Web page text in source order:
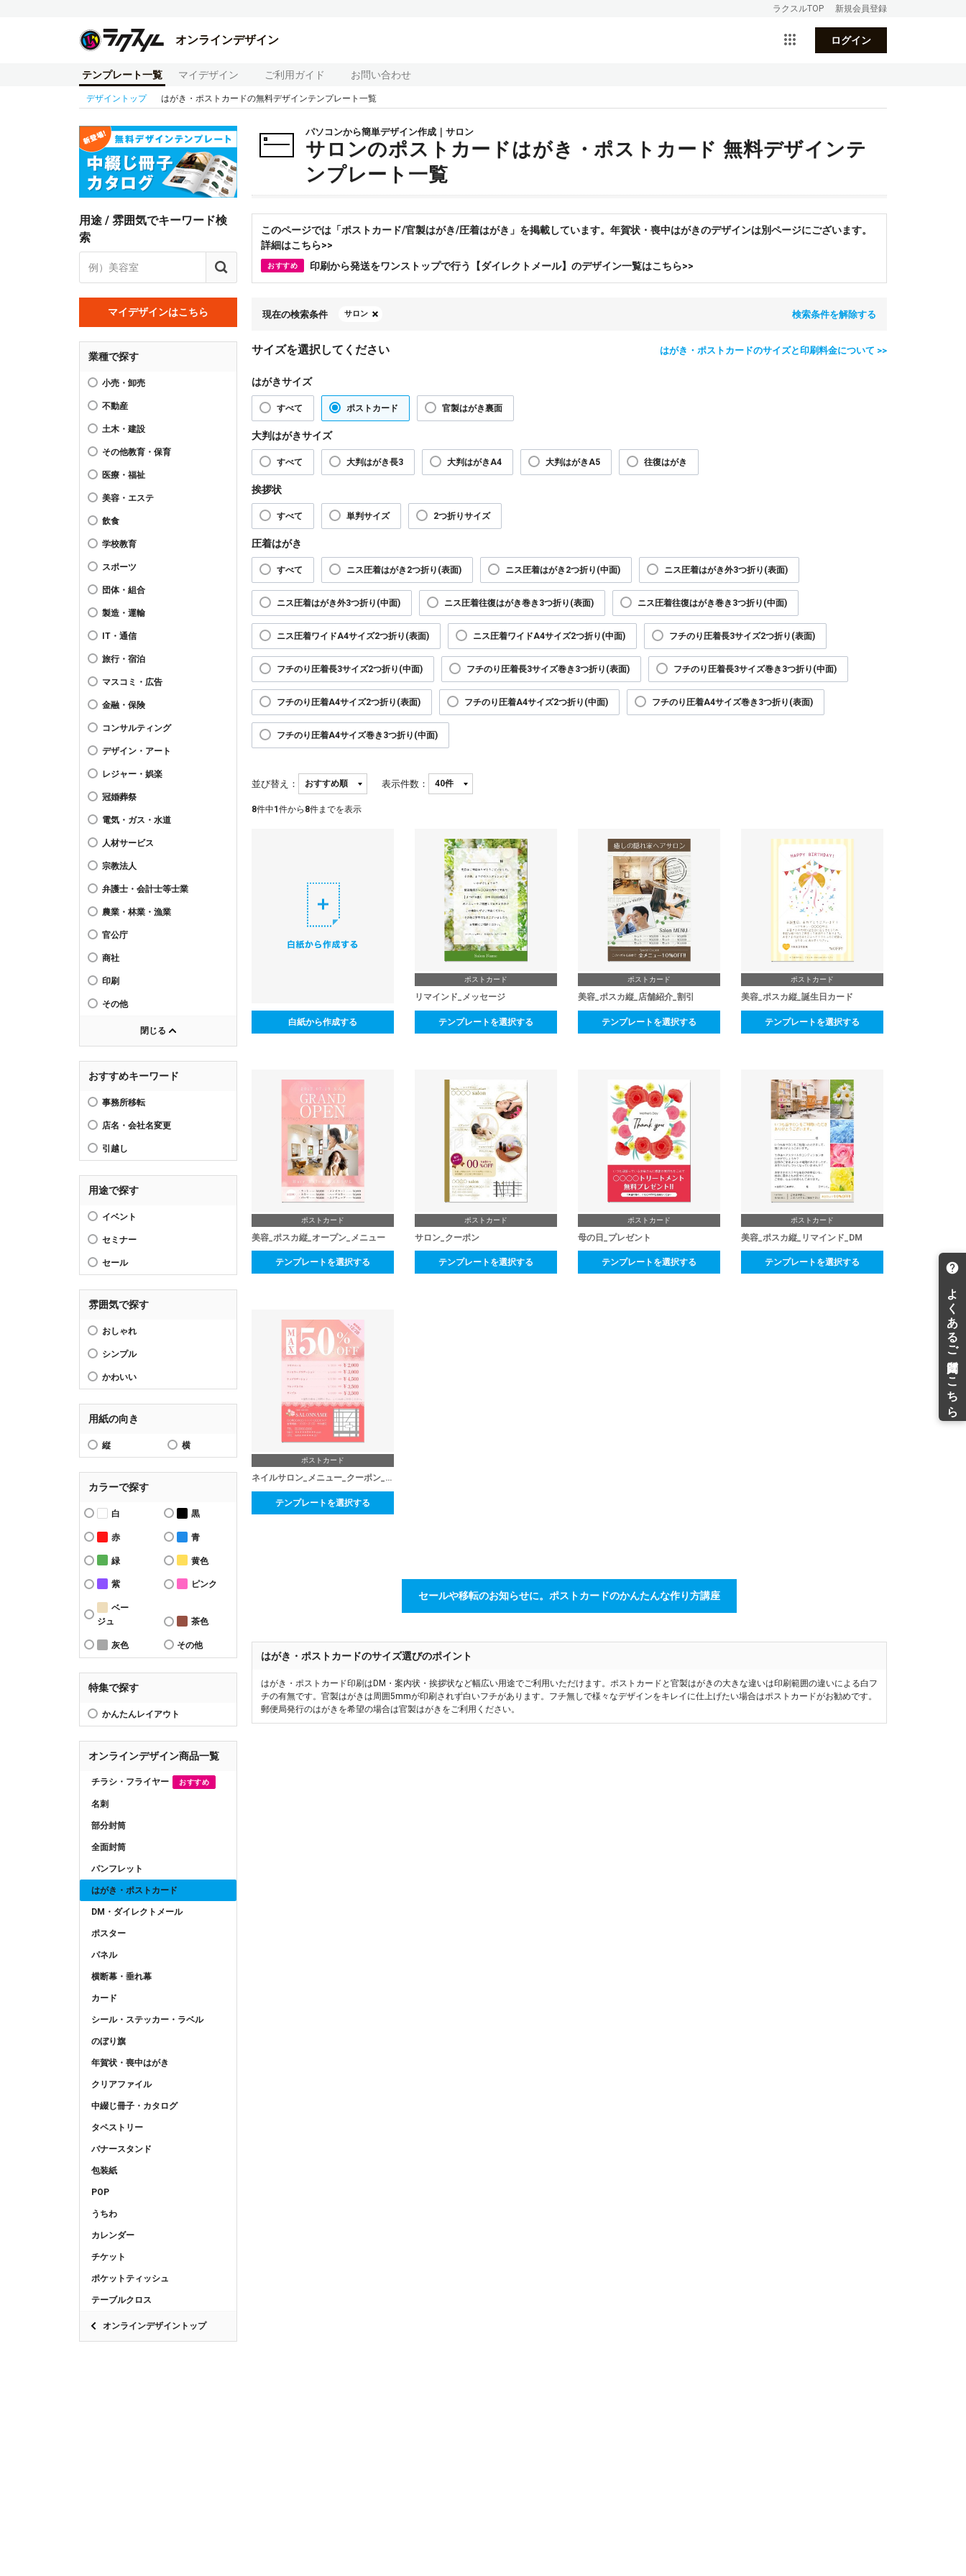
ラクスルTOP 新規会員登録
オンラインデザイン ログイン
テンプレート一覧 マイデザイン ご利用ガイド お問い合わせ
デザイントップ はがき・ポストカードの無料デザインテンプレート一覧
用途 / 雰囲気でキーワード検
索
マイデザインはこちら
業種で探す
小売・卸売
不動産
土木・建設
その他教育・保育
医療・福祉
美容・エステ
飲食
学校教育
スポーツ
団体・組合
製造・運輸
IT・通信
旅行・宿泊
マスコミ・広告
金融・保険
コンサルティング
デザイン・アート
レジャー・娯楽
冠婚葬祭
電気・ガス・水道
人材サービス
宗教法人
弁護士・会計士等士業
農業・林業・漁業
官公庁
商社
印刷
その他
閉じる
おすすめキーワード
事務所移転
店名・会社名変更
引越し
用途で探す
イベント
セミナー
セール
雰囲気で探す
おしゃれ
シンプル
かわいい
用紙の向き
縦 横
カラーで探す
白 黒
赤 青
緑 黄色
紫 ピンク
ベー
ジュ
茶色
灰色 その他
特集で探す
かんたんレイアウト
オンラインデザイン商品一覧
チラシ・フライヤー おすすめ
名刺
部分封筒
全面封筒
パンフレット
はがき・ポストカード
DM・ダイレクトメール
ポスター
パネル
横断幕・垂れ幕
カード
シール・ステッカー・ラベル
のぼり旗
年賀状・喪中はがき
クリアファイル
中綴じ冊子・カタログ
タペストリー
バナースタンド
包装紙
POP
うちわ
カレンダー
チケット
ポケットティッシュ
テーブルクロス
オンラインデザイントップ
パソコンから簡単デザイン作成｜サロン
サロンのポストカードはがき・ポストカード 無料デザインテ
ンプレート一覧
このページでは「ポストカード/官製はがき/圧着はがき」を掲載しています。年賀状・喪中はがきのデザインは別ページにございます。
詳細はこちら>>
おすすめ 印刷から発送をワンストップで行う【ダイレクトメール】のデザイン一覧はこちら>>
現在の検索条件 サロン 検索条件を解除する
サイズを選択してください はがき・ポストカードのサイズと印刷料金について >>
はがきサイズ
すべて ポストカード 官製はがき裏面
大判はがきサイズ
すべて 大判はがき長3 大判はがきA4 大判はがきA5 往復はがき
挨拶状
すべて 単判サイズ 2つ折りサイズ
圧着はがき
すべて ニス圧着はがき2つ折り(表面) ニス圧着はがき2つ折り(中面) ニス圧着はがき外3つ折り(表面)
ニス圧着はがき外3つ折り(中面) ニス圧着往復はがき巻き3つ折り(表面) ニス圧着往復はがき巻き3つ折り(中面)
ニス圧着ワイドA4サイズ2つ折り(表面) ニス圧着ワイドA4サイズ2つ折り(中面) フチのり圧着長3サイズ2つ折り(表面)
フチのり圧着長3サイズ2つ折り(中面) フチのり圧着長3サイズ巻き3つ折り(表面) フチのり圧着長3サイズ巻き3つ折り(中面)
フチのり圧着A4サイズ2つ折り(表面) フチのり圧着A4サイズ2つ折り(中面) フチのり圧着A4サイズ巻き3つ折り(表面)
フチのり圧着A4サイズ巻き3つ折り(中面)
並び替え： 表示件数：
8件中1 件から 8件までを表示
白紙から作成する
ポストカード
リマインド_メッセージ
テンプレートを選択する
ポストカード
美容_ポスカ縦_店舗紹介_割引
テンプレートを選択する
ポストカード
美容_ポスカ縦_誕生日カード
テンプレートを選択する
ポストカード
美容_ポスカ縦_オープン_メニュー
テンプレートを選択する
ポストカード
サロン_クーポン
テンプレートを選択する
ポストカード
母の日_プレゼント
テンプレートを選択する
ポストカード
美容_ポスカ縦_リマインド_DM
テンプレートを選択する
ポストカード
ネイルサロン_メニュー_クーポン_ダイレクトメール
テンプレートを選択する
セールや移転のお知らせに。ポストカードのかんたんな作り方講座
はがき・ポストカードのサイズ選びのポイント
はがき・ポストカード印刷はDM・案内状・挨拶状など幅広い用途でご利用いただけます。ポストカードと官製はがきの大きな違いは印刷範囲の違いによる白フ
チの有無です。官製はがきは周囲5mmが印刷されず白いフチがあります。フチ無しで様々なデザインをキレイに仕上げたい場合はポストカードがお勧めです。
郵便局発行のはがきを希望の場合は官製はがきをご利用ください。